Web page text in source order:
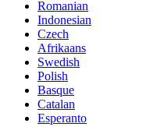
Romanian
Indonesian
Czech
Afrikaans
Swedish
Polish
Basque
Catalan
Esperanto